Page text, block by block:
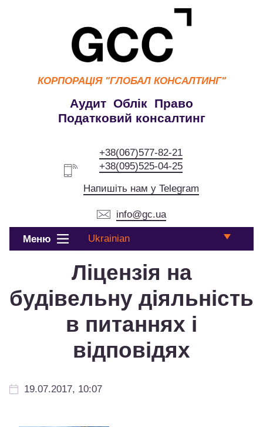
КОРПОРАЦІЯ "ГЛОБАЛ КОНСАЛТИНГ"
Аудит Облік Право
Податковий консалтинг
+38(067)577-82-21
+38(095)525-04-25
Напишіть нам у Telegram
info@gc.ua
Меню Ukrainian
Ліцензія на
будівельну діяльність
в питаннях і
відповідях
19.07.2017, 10:07